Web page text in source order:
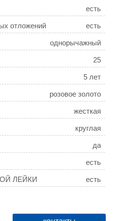
есть
отложений есть
однорычажный
25
5 лет
розовое золото
жесткая
круглая
да
есть
ЛЕЙКИ есть
нет